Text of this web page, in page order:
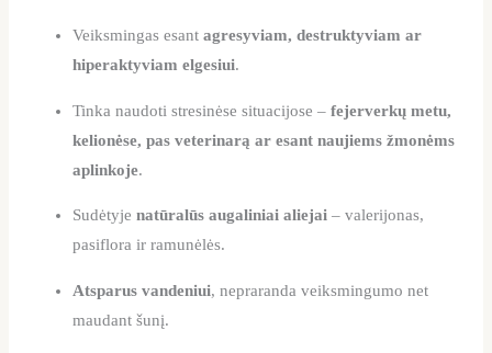
Veiksmingas esantagresyviam, destruktyviam ar
hiperaktyviam elgesiui.
Tinka naudoti stresinėse situacijose –fejerverkų metu,
kelionėse, pas veterinarą ar esant naujiems žmonėms
aplinkoje.
Sudėtyjenatūralūs augaliniai aliejai – valerijonas,
pasiflora ir ramunėlės.
Atsparus vandeniui, nepraranda veiksmingumo net
maudant šunį.